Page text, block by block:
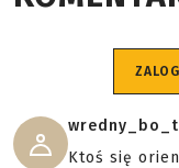
Ktoś się